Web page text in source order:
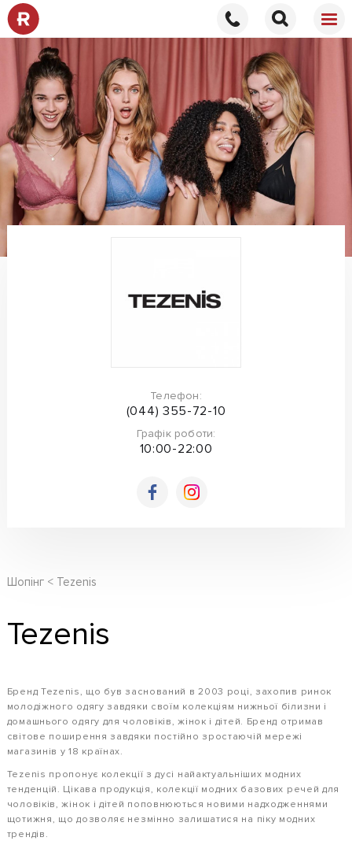
Телефон:
(044) 355-72-10
Графік роботи:
10:00-22:00
Шопінг Tezenis
Tezenis
Бренд Tezenis, що був заснований в 2003 році, захопив ринок
молодіжного одягу завдяки своїм колекціям нижньої білизни і
домашнього одягу для чоловіків, жінок і дітей. Бренд отримав
світове поширення завдяки постійно зростаючій мережі
магазинів у 18 країнах.
Tezenis пропонує колекції з дусі найактуальніших модних
тенденцій. Цікава продукція, колекції модних базових речей для
чоловіків, жінок і дітей поповнюються новими надходженнями
щотижня, що дозволяє незмінно залишатися на піку модних
трендів.